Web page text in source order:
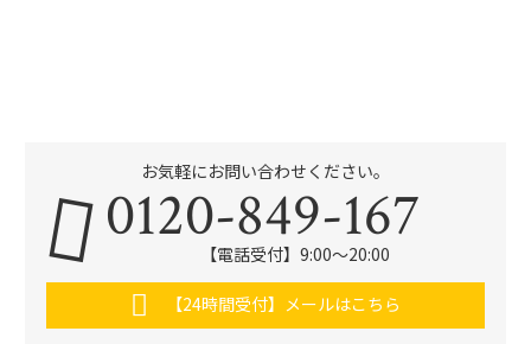
お気軽にお問い合わせください。
0120-849-167
【電話受付】9:00〜20:00
【24時間受付】メールはこちら